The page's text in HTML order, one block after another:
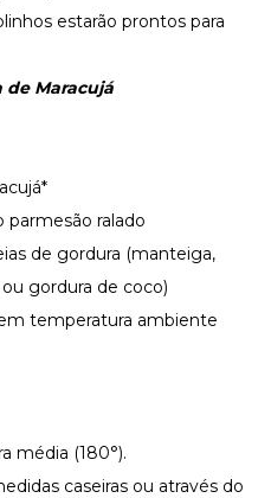
estarão prontos para
de Maracujá
parmesão ralado
de gordura (manteiga,
gordura de coco)
temperatura ambiente
média (180°).
caseiras ou através do